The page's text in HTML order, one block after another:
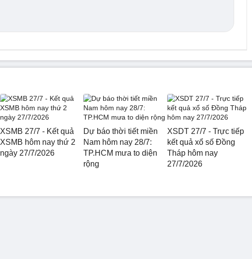
XSMB 27/7 - Kết quả
XSMB hôm nay thứ 2
ngày 27/7/2026
Dự báo thời tiết miền
Nam hôm nay 28/7:
TP.HCM mưa to diện
rộng
XSDT 27/7 - Trực tiếp
kết quả xổ số Đồng
Tháp hôm nay
27/7/2026